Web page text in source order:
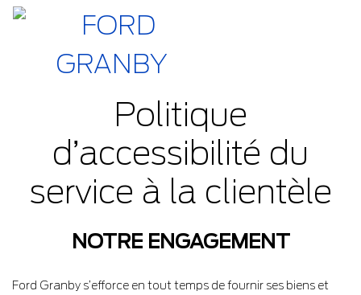
Politique
d’accessibilité du
service à la clientèle
NOTRE ENGAGEMENT
Ford Granby s’efforce en tout temps de fournir ses biens et